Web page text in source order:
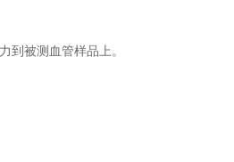
到被测血管样品上。